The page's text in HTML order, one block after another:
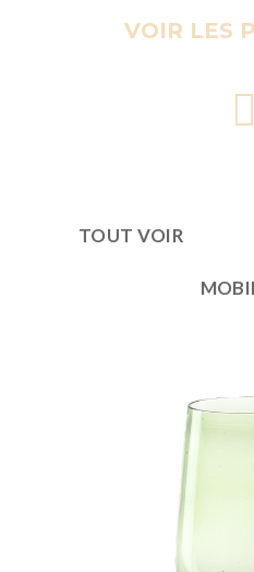
VOIR LES
TOUT VOIR